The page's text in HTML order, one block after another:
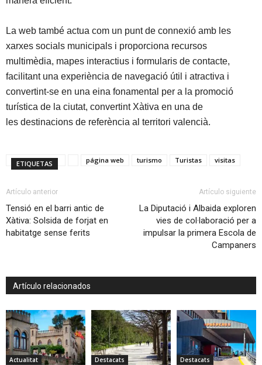
La web també actua com un punt de connexió amb les
xarxes socials municipals i proporciona recursos
multimèdia, mapes interactius i formularis de contacte,
facilitant una experiència de navegació útil i atractiva i
convertint-se en una eina fonamental per a la promoció
turística de la ciutat, convertint Xàtiva en una de
les destinacions de referència al territori valencià.
ETIQUETAS página web turismo Turistas visitas
Artículo anterior
Tensió en el barri antic de
Xàtiva: Solsida de forjat en
habitatge sense ferits
Artículo siguiente
La Diputació i Albaida exploren
vies de col·laboració per a
impulsar la primera Escola de
Campaners
Artículo relacionados
Actualitat Destacats Destacats